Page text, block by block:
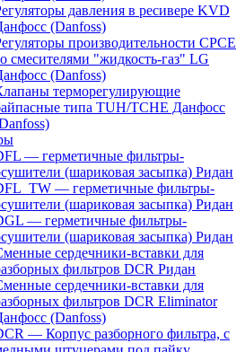
давления в ресивере KVD
(Danfoss)
производительности CPCE
смесителями "жидкость-газ" LG
(Danfoss)
терморегулирующие
типа TUH/TCHE Данфосс
— герметичные фильтры-
(шариковая засыпка) Ридан
— герметичные фильтры-
(шариковая засыпка) Ридан
— герметичные фильтры-
(шариковая засыпка) Ридан
сердечники-вставки для
фильтров DCR Ридан
сердечники-вставки для
фильтров DCR Eliminator
(Danfoss)
— Корпус разборного фильтра, с